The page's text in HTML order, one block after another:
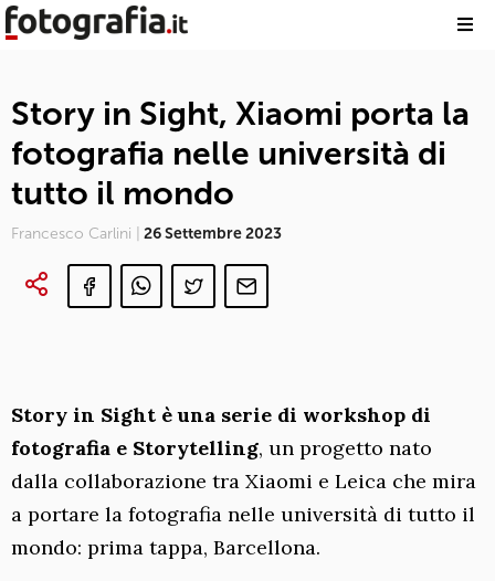
Story in Sight, Xiaomi porta la
fotografia nelle università di
tutto il mondo
Francesco Carlini | 26 Settembre 2023
Story in Sight è una serie di workshop di
fotografia e Storytelling, un progetto nato
dalla collaborazione tra Xiaomi e Leica che mira
a portare la fotografia nelle università di tutto il
mondo: prima tappa, Barcellona.